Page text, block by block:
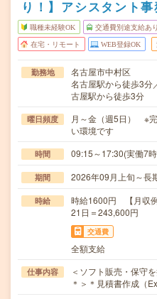
り！】アシスタント
職種未経験OK 交通費別途支給あり
在宅・リモート WEB登録OK
勤務地
名古屋市中村区
名古屋駅から徒歩3分
古屋駅から徒歩3分
曜日頻度
月～金（週5日） ※
い環境です
時間 09:15～17:30(実働7
期間 2026年09月上旬～長
時給
時給1600円 【月収
21日＝243,600円
交通費
全額支給
仕事内容
＜ソフト販売・保守
＊＞＊見積書作成（